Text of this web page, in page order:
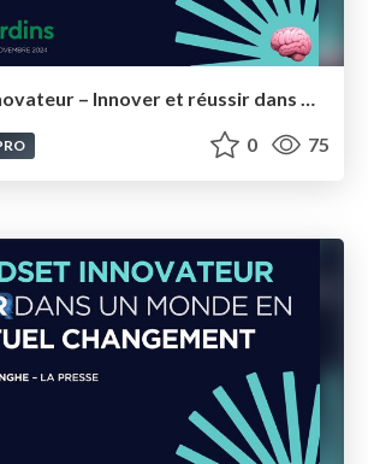
Le Mindset innovateur – Innover et réussir dans un monde en perpétuel changement – Desjardins gestionnaires
0 75